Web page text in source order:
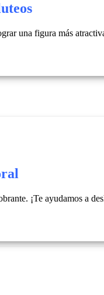
una figura más
¡Te ayudamos a